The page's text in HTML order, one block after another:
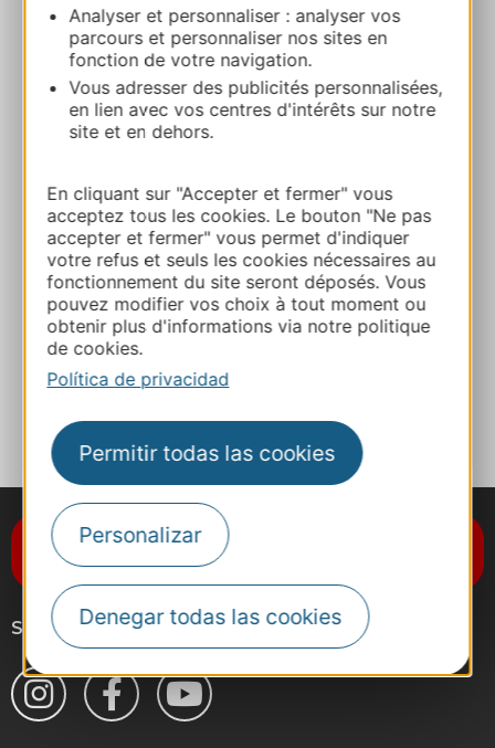
Analyser et personnaliser : analyser vos
parcours et personnaliser nos sites en
fonction de votre navigation.
Vous adresser des publicités personnalisées,
en lien avec vos centres d'intérêts sur notre
site et en dehors.
En cliquant sur "Accepter et fermer" vous
acceptez tous les cookies. Le bouton "Ne pas
accepter et fermer" vous permet d'indiquer
votre refus et seuls les cookies nécessaires au
fonctionnement du site seront déposés. Vous
pouvez modifier vos choix à tout moment ou
obtenir plus d'informations via notre politique
de cookies.
Política de privacidad
Permitir todas las cookies
Personalizar
Denegar todas las cookies
Ruta y acceso
+33 6 88 92 14 33
Sitio web
Facebook
A MIS FAVORITOS
Suscríbase al boletín de noticias
Destination Occitanie
Síganos